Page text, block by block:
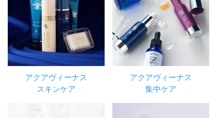
アクアヴィーナス
スキンケア
アクアヴィーナス
集中ケア